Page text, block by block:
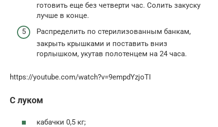
готовить еще без четверти час. Солить закуску
лучше в конце.
Распределить по стерилизованным банкам,
закрыть крышками и поставить вниз
горлышком, укутав полотенцем на 24 часа.
https://youtube.com/watch?v=9empdYzjoTI
С луком
кабачки 0,5 кг;